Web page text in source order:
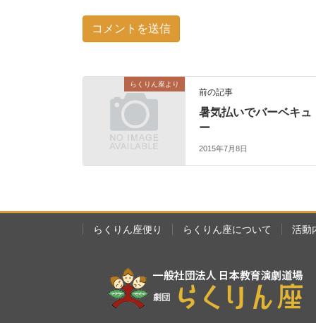
らくりん座より
前の記事
暑気払いでバーベキュ
ー
2015年7月8日
らくりん座便り らくりん座について 活動